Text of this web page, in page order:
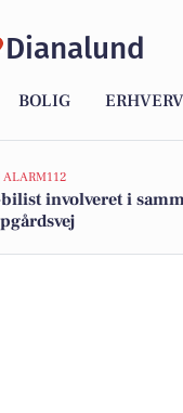
Dianalund
BOLIG ERHVERV
ALARM112
involveret i